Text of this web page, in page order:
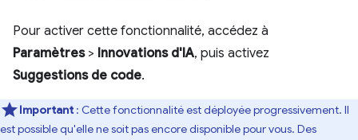
Pour activer cette fonctionnalité, accédez à
Paramètres> Innovations d'IA, puis activez
Suggestions de code.
Important : Cette fonctionnalité est déployée progressivement. Il
est possible qu'elle ne soit pas encore disponible pour vous. Des